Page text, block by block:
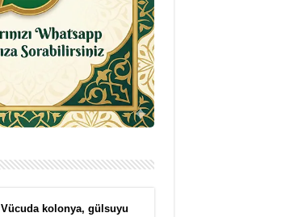
Vücuda kolonya, gülsuyu